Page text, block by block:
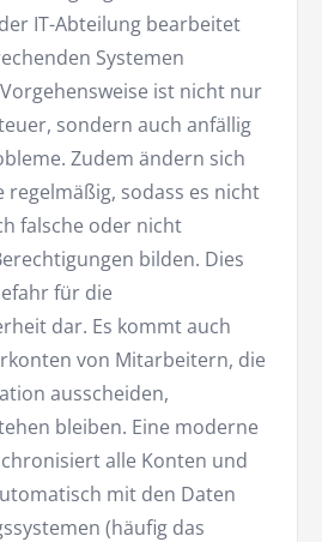
IT-Abteilung bearbeitet
Systemen
ist nicht nur
sondern auch anfällig
Zudem ändern sich
regelmäßig, sodass es nicht
falsche oder nicht
bilden. Dies
für die
dar. Es kommt auch
von Mitarbeitern, die
ausscheiden,
bleiben. Eine moderne
alle Konten und
mit den Daten
(häufig das